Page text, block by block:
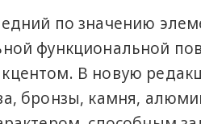
по значению
функциональной
В новую
бронзы, камня,